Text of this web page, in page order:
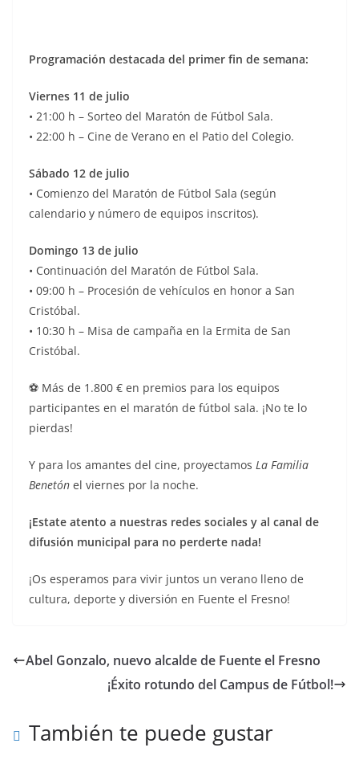
Programación destacada del primer fin de semana:
Viernes 11 de julio
• 21:00 h – Sorteo del Maratón de Fútbol Sala.
• 22:00 h – Cine de Verano en el Patio del Colegio.
Sábado 12 de julio
• Comienzo del Maratón de Fútbol Sala (según
calendario y número de equipos inscritos).
Domingo 13 de julio
• Continuación del Maratón de Fútbol Sala.
• 09:00 h – Procesión de vehículos en honor a San
Cristóbal.
• 10:30 h – Misa de campaña en la Ermita de San
Cristóbal.
⚽ Más de 1.800 € en premios para los equipos
participantes en el maratón de fútbol sala. ¡No te lo
pierdas!
Y para los amantes del cine, proyectamos La Familia
Benetón el viernes por la noche.
¡Estate atento a nuestras redes sociales y al canal de
difusión municipal para no perderte nada!
¡Os esperamos para vivir juntos un verano lleno de
cultura, deporte y diversión en Fuente el Fresno!
Abel Gonzalo, nuevo alcalde de Fuente el Fresno
¡Éxito rotundo del Campus de Fútbol!
También te puede gustar